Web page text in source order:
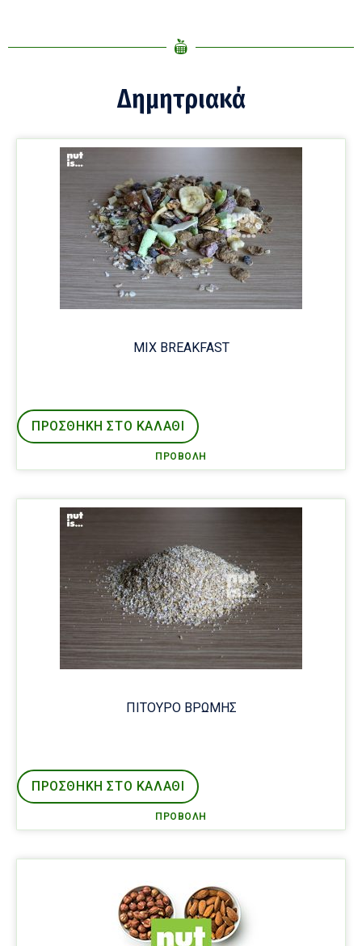
Δημητριακά
MIX BREAKFAST
ΠΡΟΒΟΛΉ
ΠΡΟΣΘΉΚΗ ΣΤΟ ΚΑΛΑΘΙ
ΠΙΤΟΥΡΟ ΒΡΩΜΗΣ
ΠΡΟΒΟΛΉ
ΠΡΟΣΘΉΚΗ ΣΤΟ ΚΑΛΑΘΙ